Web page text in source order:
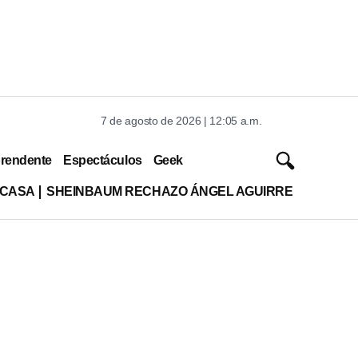
7 de agosto de 2026 | 12:05 a.m.
Espectáculos Geek
SHEINBAUM RECHAZO ÁNGEL AGUIRRE